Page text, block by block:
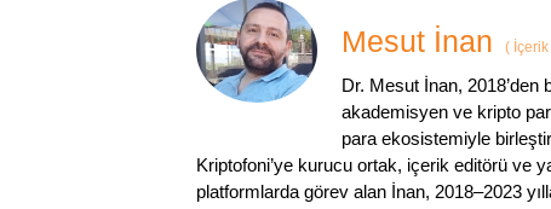
Mesut İnan (
Dr. Mesut İnan, 2018’den
akademisyen ve kripto
para ekosistemiyle
Kriptofoni’ye kurucu ortak, içerik editörü ve
platformlarda görev alan İnan, 2018–2023